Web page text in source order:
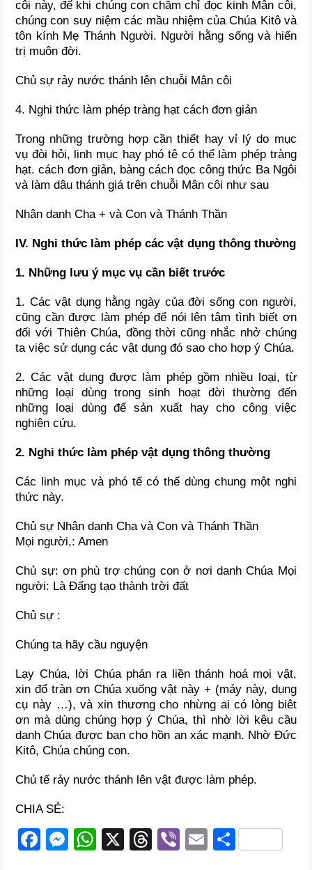
côi này, đế khi chúng con chăm chỉ đọc kinh Mân côi,
chúng con suy niệm các mầu nhiệm của Chúa Kitô và
tôn kính Mẹ Thánh Người. Người hằng sống và hiển
trị muôn đời.
Chủ sự rảy nước thánh lên chuỗi Mân côi
4. Nghi thức làm phép tràng hạt cách đơn giản
Trong những trường hợp cần thiết hay vỉ lý do mục
vụ đòi hỏi, linh mục hay phó tê có thể làm phép tràng
hạt. cách đơn giản, bàng cách đọc công thức Ba Ngôi
và làm dâu thánh giá trên chuỗi Mân côi như sau
Nhân danh Cha + và Con và Thánh Thần
IV. Nghi thức làm phép các vật dụng thông thường
1. Những lưu ý mục vụ cần biết trước
1. Các vật dụng hằng ngày của đời sống con người,
cũng cần được làm phép để nói lên tâm tình biết ơn
đối với Thiên Chúa, đồng thời cũng nhắc nhở chúng
ta việc sử dụng các vật dụng đó sao cho hợp ý Chúa.
2. Các vật dụng được làm phép gồm nhiều loại, từ
những loại dùng trong sinh hoạt đời thường đến
những loại dùng để sản xuất hay cho công việc
nghiên cứu.
2. Nghi thức làm phép vật dụng thông thường
Các linh mục và phó tế có thể dùng chung một nghi
thức này.
Chủ sự Nhân danh Cha và Con và Thánh Thần
Mọi người,: Amen
Chủ sự: ơn phù trợ chúng con ở nơi danh Chúa Mọi
người: Là Đấng tạo thành trời đất
Chủ sự :
Chúng ta hãy cầu nguyện
Lạy Chúa, lời Chúa phán ra liền thánh hoá mọi vật,
xin đổ tràn ơn Chúa xuống vật này + (máy này, dụng
cụ này …), và xin thương cho nhừng ai có lòng biêt
ơn mà dùng chúng hợp ý Chúa, thì nhờ lời kêu cầu
danh Chúa được ban cho hồn an xác mạnh. Nhờ Đức
Kitô, Chúa chúng con.
Chủ tế rảy nước thánh lên vật được làm phép.
CHIA SẺ:
F
M
W
X
T
Vi
E S